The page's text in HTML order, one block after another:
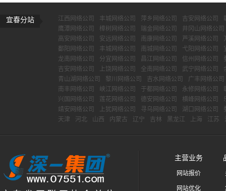
宜春分站 江西网络公司 丰城网络公司 萍乡网络公司 吉安网络公司
鹰潭网络公司
樟树网络公司 瑞金网络公司
井冈山网络公司
高安网络公司
安远网络公司 南康网络公司 芦溪网络公司
鄱阳网络公司
丰城网络公司 南城网络公司 弋阳网络公司
龙南网络公司
分宜网络公司 昌江网络公司 信州网络公司
吉安网络公司
上饶网络公司 全南网络公司 武宁网络公司
青山湖网络公司
黎川网络公司 吉水网络公司
广丰网络公司
南丰网络公司
峡江网络公司 于都网络公司 永修网络公司
兴国网络公司
莲花网络公司 德安网络公司 横峰网络公司
靖安网络公司
上犹网络公司 寻乌网络公司 湖口网络公司
天津
河北 山西 内蒙古 辽宁 吉林 黑龙江 上海 江苏
主营业务
网站报价
网站优化